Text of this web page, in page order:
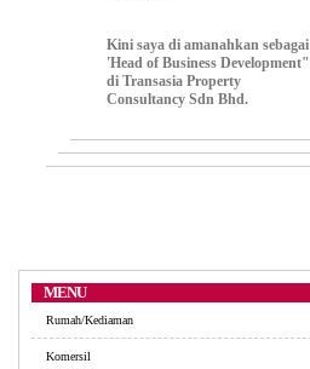
Kini saya di amanahkan sebagai
'Head of Business Development"
di Transasia Property
Consultancy Sdn Bhd.
MENU
Rumah/Kediaman
Komersil